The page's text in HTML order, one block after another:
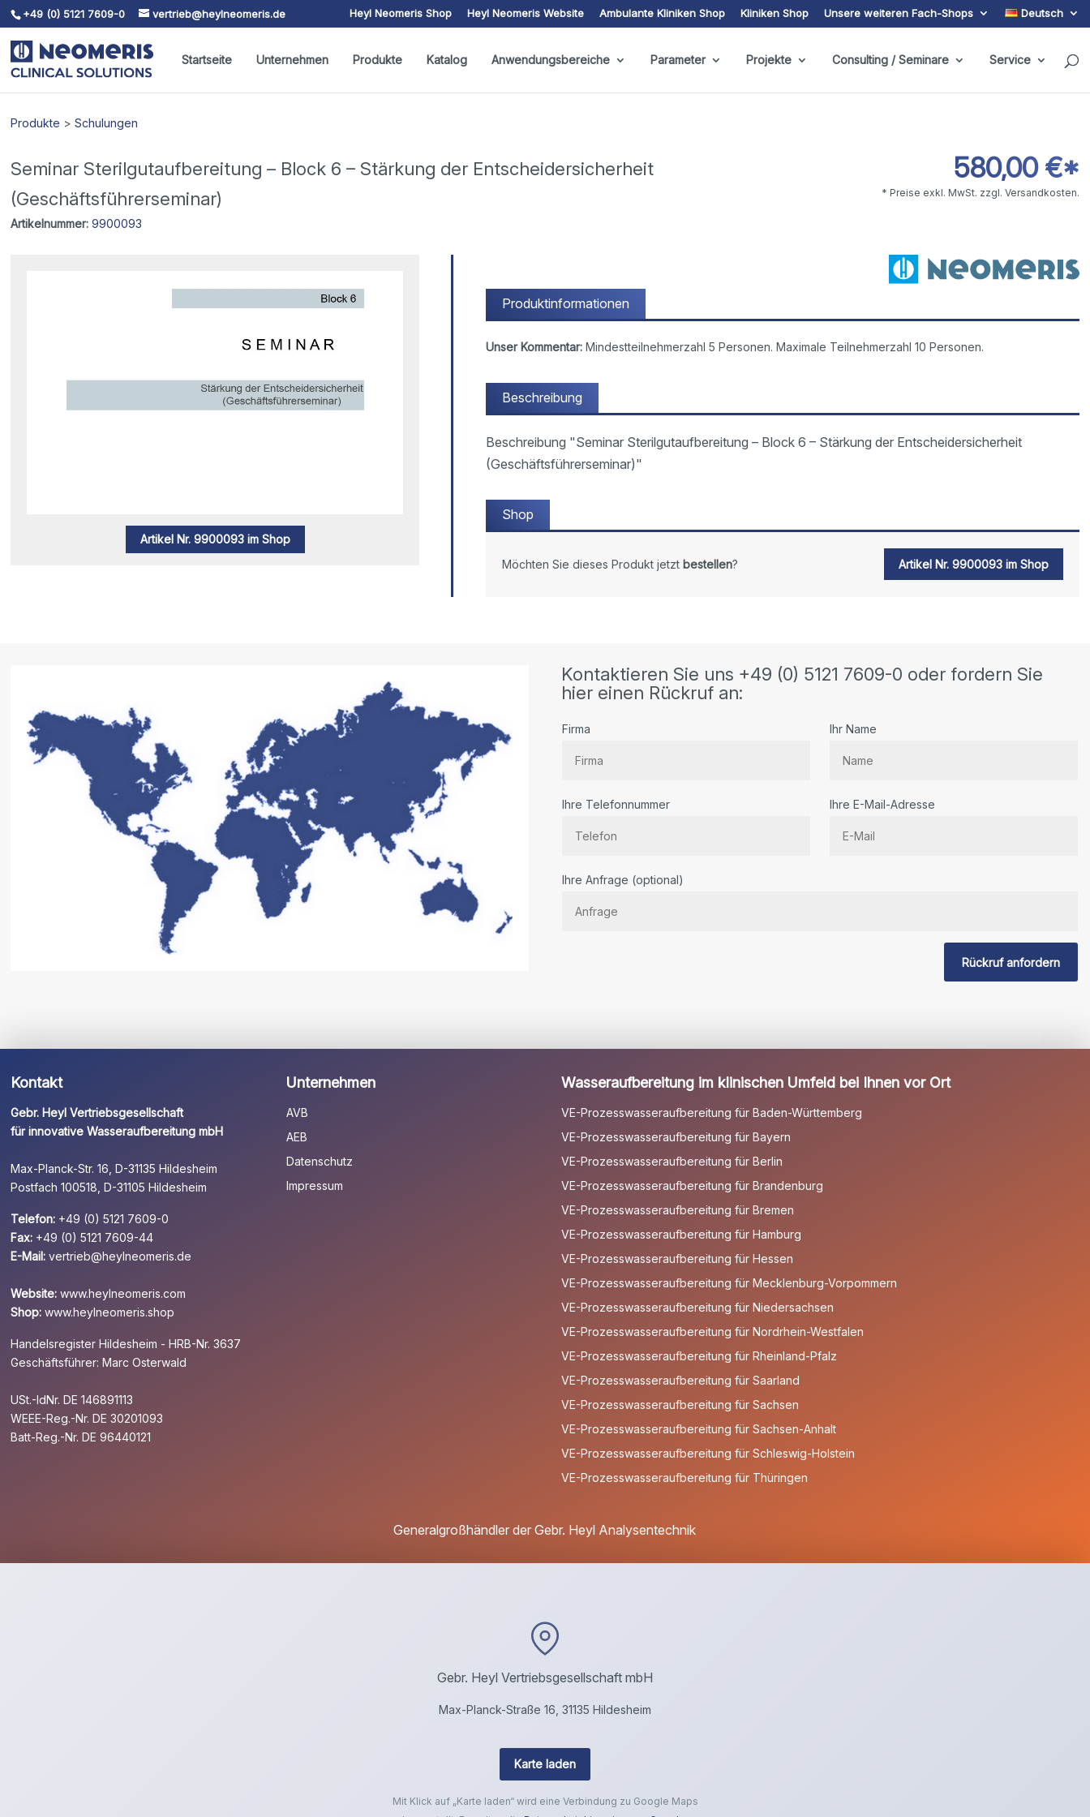
Skip To Content
+49 (0) 5121 7609-0 vertrieb@heylneomeris.de Heyl Neomeris Shop Heyl Neomeris Website Ambulante Kliniken Shop Kliniken Shop Unsere weiteren Fach-Shops Deutsch
Startseite Unternehmen Produkte Katalog Anwendungsbereiche Parameter Projekte Consulting / Seminare Service
Produkte >Schulungen
Seminar Sterilgutaufbereitung – Block 6 – Stärkung der Entscheidersicherheit
(Geschäftsführerseminar)
Artikelnummer: 9900093
580,00 €*
* Preise exkl. MwSt. zzgl. Versandkosten.
Artikel Nr. 9900093 im Shop
Produktinformationen
Unser Kommentar:Mindestteilnehmerzahl 5 Personen. Maximale Teilnehmerzahl 10 Personen.
Beschreibung
Beschreibung "Seminar Sterilgutaufbereitung – Block 6 – Stärkung der Entscheidersicherheit
(Geschäftsführerseminar)"
Shop
Möchten Sie dieses Produkt jetzt bestellen? Artikel Nr. 9900093 im Shop
Kontaktieren Sie uns +49 (0) 5121 7609-0 oder fordern Sie
hier einen Rückruf an:
Firma Ihr Name
Ihre Telefonnummer Ihre E-Mail-Adresse
Sie
Ihre Anfrage (optional)
Rückruf anfordern
Kontakt
Gebr. Heyl Vertriebsgesellschaft
für innovative Wasseraufbereitung mbH
Max-Planck-Str. 16, D-31135 Hildesheim
Postfach 100518, D-31105 Hildesheim
Telefon: +49 (0) 5121 7609-0
Fax: +49 (0) 5121 7609-44
E-Mail: vertrieb@heylneomeris.de
Website: www.heylneomeris.com
Shop: www.heylneomeris.shop
Handelsregister Hildesheim - HRB-Nr. 3637
Geschäftsführer: Marc Osterwald
USt.-IdNr. DE 146891113
WEEE-Reg.-Nr. DE 30201093
Batt-Reg.-Nr. DE 96440121
Unternehmen
AVB
AEB
Datenschutz
Impressum
Wasseraufbereitung im klinischen Umfeld bei Ihnen vor Ort
VE-Prozesswasseraufbereitung für Baden-Württemberg
VE-Prozesswasseraufbereitung für Bayern
VE-Prozesswasseraufbereitung für Berlin
VE-Prozesswasseraufbereitung für Brandenburg
VE-Prozesswasseraufbereitung für Bremen
VE-Prozesswasseraufbereitung für Hamburg
VE-Prozesswasseraufbereitung für Hessen
VE-Prozesswasseraufbereitung für Mecklenburg-Vorpommern
VE-Prozesswasseraufbereitung für Niedersachsen
VE-Prozesswasseraufbereitung für Nordrhein-Westfalen
VE-Prozesswasseraufbereitung für Rheinland-Pfalz
VE-Prozesswasseraufbereitung für Saarland
VE-Prozesswasseraufbereitung für Sachsen
VE-Prozesswasseraufbereitung für Sachsen-Anhalt
VE-Prozesswasseraufbereitung für Schleswig-Holstein
VE-Prozesswasseraufbereitung für Thüringen
Generalgroßhändler der Gebr. Heyl Analysentechnik
Gebr. Heyl Vertriebsgesellschaft mbH
Max-Planck-Straße 16, 31135 Hildesheim
Karte laden
Mit Klick auf „Karte laden“ wird eine Verbindung zu Google Maps